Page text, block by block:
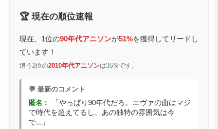
🏆 現在の順位速報
現在、1位の90年代アニソンが51%を獲得してリードし
ています！
追う2位の2010年代アニソンは35%です。
💬 最新のコメント
匿名：
「やっぱり90年代だろ。エヴァの曲はマジ
で時代を超えてるし、あの独特の雰囲気は今
で...」